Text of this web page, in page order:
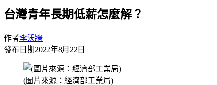
台灣青年長期低薪怎麼解？
作者李沃牆
發布日期2022年8月22日
(圖片來源：經濟部工業局)